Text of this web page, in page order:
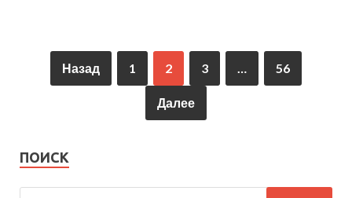
Назад 1 2 3 … 56
Далее
ПОИСК